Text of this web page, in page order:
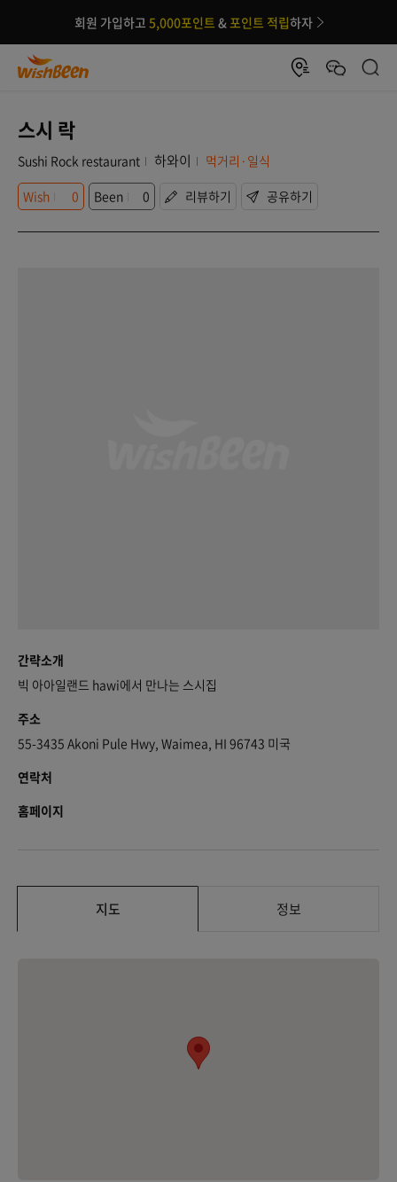
회원 가입하고 5,000포인트 &포인트 적립하자
스시 락
Sushi Rock restaurant 하와이
먹거리·일식
Wish
0 Been 0 리뷰하기 공유하기
간략소개
빅 아아일랜드 hawi에서 만나는 스시집
주소
55-3435 Akoni Pule Hwy, Waimea, HI 96743 미국
연락처
홈페이지
지도 정보